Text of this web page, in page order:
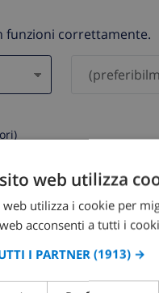
funzioni correttamente.
saranno mai condivisi
web utilizza
utilizza i cookie per
acconsenti a tutti i
I PARTNER (1913) →